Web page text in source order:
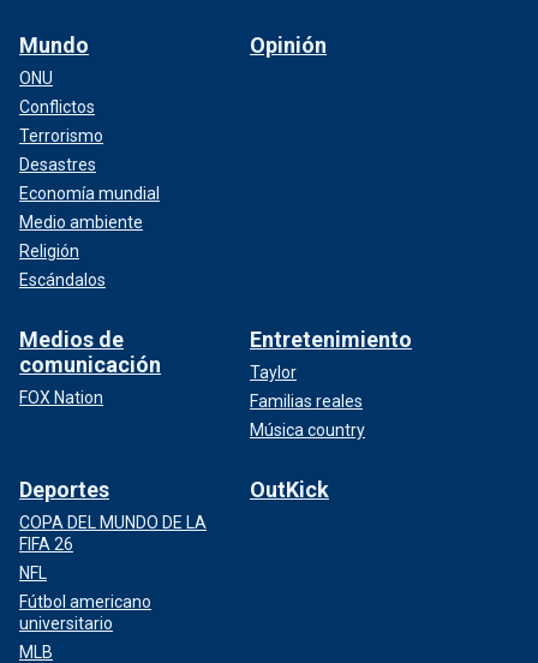
Mundo
ONU
Conflictos
Terrorismo
Desastres
Economía mundial
Medio ambiente
Religión
Escándalos
Opinión
Medios de
comunicación
FOX Nation
Entretenimiento
Taylor
Familias reales
Música country
Deportes
COPA DEL MUNDO DE LA
FIFA 26
NFL
Fútbol americano
universitario
MLB
OutKick